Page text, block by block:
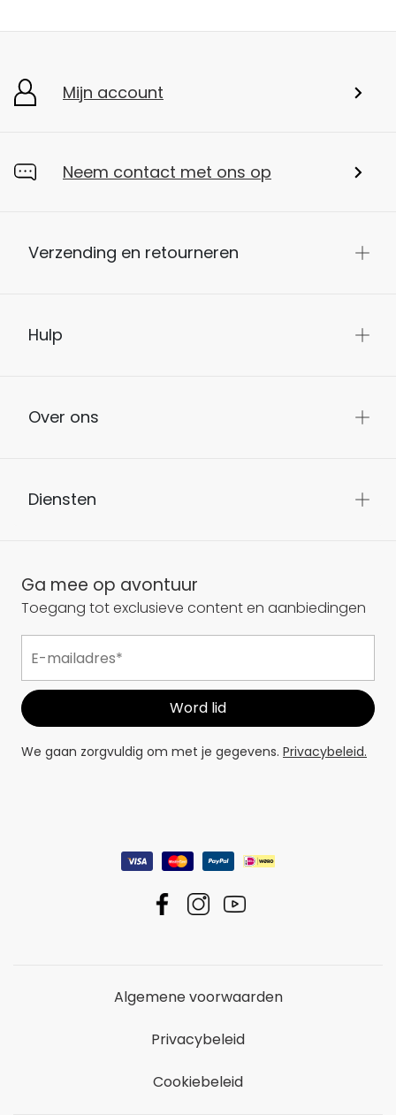
Mijn account
Neem contact met ons op
Verzending en retourneren
Hulp
Over ons
Diensten
Ga mee op avontuur
Toegang tot exclusieve content en aanbiedingen
We gaan zorgvuldig om met je gegevens. Privacybeleid.
Algemene voorwaarden
Privacybeleid
Cookiebeleid